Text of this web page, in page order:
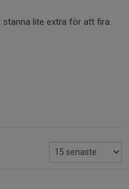
lite extra för att fira.